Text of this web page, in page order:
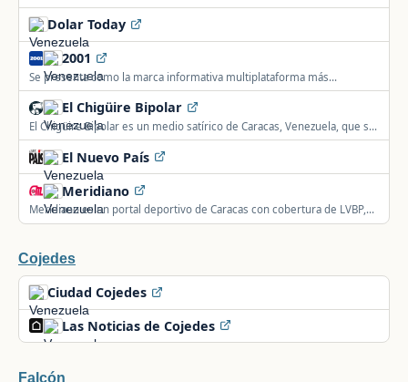
comunicación y cultura, con cobertura de política nacional e
internacional.
Dolar Today
2001
Se presenta como la marca informativa multiplataforma más
importante de Venezuela, con noticias de Venezuela y el mundo.
El Chigüire Bipolar
El Chigüire Bipolar es un medio satírico de Caracas, Venezuela, que se
presenta como noticias parciales y sin veracidad.
El Nuevo País
Meridiano
Meridiano es un portal deportivo de Caracas con cobertura de LVBP,
MLB, NBA, NFL y MLS, incluyendo tablas de posiciones y estadísticas.
Cojedes
Ciudad Cojedes
Las Noticias de Cojedes
Falcón